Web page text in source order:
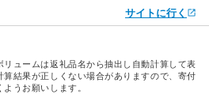
サイトに行く
ュームは返礼品名から抽出し自動計算して表
結果が正しくない場合がありますので、寄付
うお願いします。